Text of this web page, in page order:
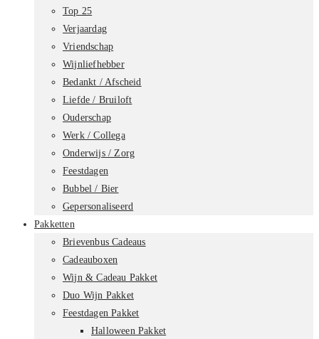
Top 25
Verjaardag
Vriendschap
Wijnliefhebber
Bedankt / Afscheid
Liefde / Bruiloft
Ouderschap
Werk / Collega
Onderwijs / Zorg
Feestdagen
Bubbel / Bier
Gepersonaliseerd
Pakketten
Brievenbus Cadeaus
Cadeauboxen
Wijn & Cadeau Pakket
Duo Wijn Pakket
Feestdagen Pakket
Halloween Pakket